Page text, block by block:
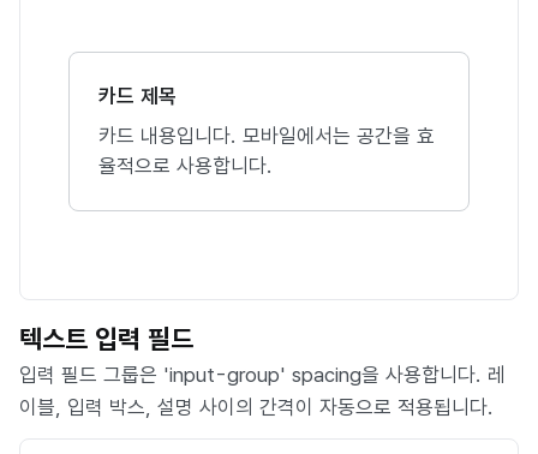
카드 제목
카드 내용입니다. 모바일에서는 공간을 효
율적으로 사용합니다.
텍스트 입력 필드
입력 필드 그룹은 'input-group' spacing을 사용합니다. 레
이블, 입력 박스, 설명 사이의 간격이 자동으로 적용됩니다.